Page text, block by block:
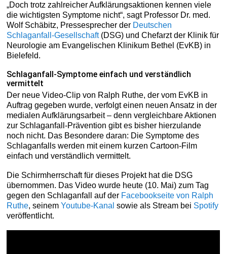
„Doch trotz zahlreicher Aufklärungsaktionen kennen viele
die wichtigsten Symptome nicht“, sagt Professor Dr. med.
Wolf Schäbitz, Pressesprecher der Deutschen
Schlaganfall-Gesellschaft(DSG) und Chefarzt der Klinik für
Neurologie am Evangelischen Klinikum Bethel (EvKB) in
Bielefeld.
Schlaganfall-Symptome einfach und verständlich
vermittelt
Der neue Video-Clip von Ralph Ruthe, der vom EvKB in
Auftrag gegeben wurde, verfolgt einen neuen Ansatz in der
medialen Aufklärungsarbeit – denn vergleichbare Aktionen
zur Schlaganfall-Prävention gibt es bisher hierzulande
noch nicht. Das Besondere daran: Die Symptome des
Schlaganfalls werden mit einem kurzen Cartoon-Film
einfach und verständlich vermittelt.
Die Schirmherrschaft für dieses Projekt hat die DSG
übernommen. Das Video wurde heute (10. Mai) zum Tag
gegen den Schlaganfall auf der Facebookseite von Ralph
Ruthe, seinemYoutube-Kanal sowie als Stream bei Spotify
veröffentlicht.